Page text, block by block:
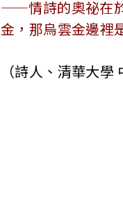
——情詩的奧祕在
金，那烏雲金邊裡
（詩人、清華大學